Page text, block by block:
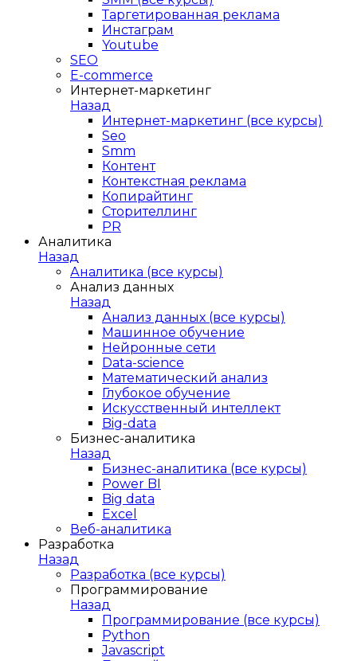
Таргетированная реклама
Инстаграм
Youtube
SEO
E-сommerce
Интернет-маркетинг
Назад
Интернет-маркетинг (все курсы)
Seo
Smm
Контент
Контекстная реклама
Копирайтинг
Сторителлинг
PR
Аналитика
Назад
Аналитика (все курсы)
Анализ данных
Назад
Анализ данных (все курсы)
Машинное обучение
Нейронные сети
Data-science
Математический анализ
Глубокое обучение
Искусственный интеллект
Big-data
Бизнес-аналитика
Назад
Бизнес-аналитика (все курсы)
Power BI
Big data
Excel
Веб-аналитика
Разработка
Назад
Разработка (все курсы)
Программирование
Назад
Программирование (все курсы)
Python
Javascript